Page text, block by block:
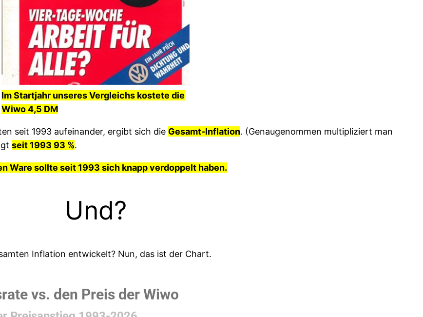
Im Startjahr unseres Vergleichs kostete die
Wiwo 4,5 DM
seit 1993 aufeinander, ergibt sich die Gesamt-Inflation. (Genaugenommen multipliziert man
seit 1993 93 %.
Ware sollte seit 1993 sich knapp verdoppelt haben.
Und?
Inflation entwickelt? Nun, das ist der Chart.